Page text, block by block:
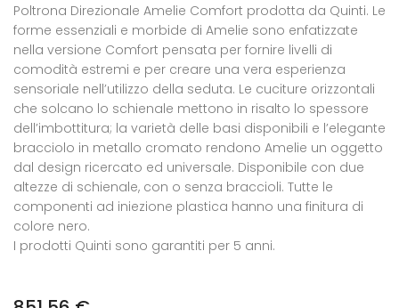
Poltrona Direzionale Amelie Comfort prodotta da Quinti. Le
forme essenziali e morbide di Amelie sono enfatizzate
nella versione Comfort pensata per fornire livelli di
comodità estremi e per creare una vera esperienza
sensoriale nell’utilizzo della seduta. Le cuciture orizzontali
che solcano lo schienale mettono in risalto lo spessore
dell’imbottitura; la varietà delle basi disponibili e l’elegante
bracciolo in metallo cromato rendono Amelie un oggetto
dal design ricercato ed universale. Disponibile con due
altezze di schienale, con o senza braccioli. Tutte le
componenti ad iniezione plastica hanno una finitura di
colore nero.
I prodotti Quinti sono garantiti per 5 anni.